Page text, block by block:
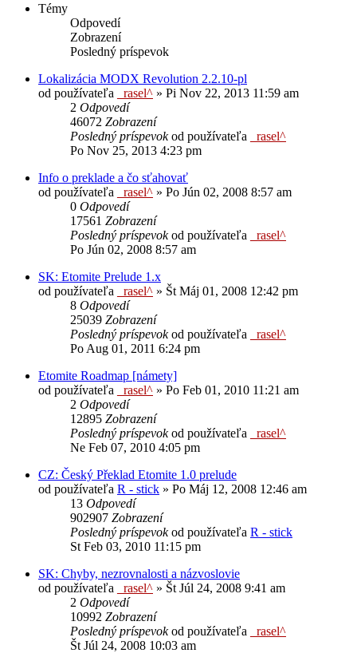
Témy
Odpovedí
Zobrazení
Posledný príspevok
Lokalizácia MODX Revolution 2.2.10-pl
od používateľa
_rasel^ » Pi Nov 22, 2013 11:59 am
2 Odpovedí
46072 Zobrazení
Posledný príspevokod používateľa
_rasel^
Po Nov 25, 2013 4:23 pm
Info o preklade a čo sťahovať
od používateľa
_rasel^ » Po Jún 02, 2008 8:57 am
0 Odpovedí
17561 Zobrazení
Posledný príspevokod používateľa
_rasel^
Po Jún 02, 2008 8:57 am
SK: Etomite Prelude 1.x
od používateľa
_rasel^ » Št Máj 01, 2008 12:42 pm
8 Odpovedí
25039 Zobrazení
Posledný príspevokod používateľa
_rasel^
Po Aug 01, 2011 6:24 pm
Etomite Roadmap [námety]
od používateľa
_rasel^ » Po Feb 01, 2010 11:21 am
2 Odpovedí
12895 Zobrazení
Posledný príspevokod používateľa
_rasel^
Ne Feb 07, 2010 4:05 pm
CZ: Český Překlad Etomite 1.0 prelude
od používateľa R - stick » Po Máj 12, 2008 12:46 am
13 Odpovedí
902907 Zobrazení
Posledný príspevokod používateľa R - stick
St Feb 03, 2010 11:15 pm
SK: Chyby, nezrovnalosti a názvoslovie
od používateľa
_rasel^ » Št Júl 24, 2008 9:41 am
2 Odpovedí
10992 Zobrazení
Posledný príspevokod používateľa
_rasel^
Št Júl 24, 2008 10:03 am